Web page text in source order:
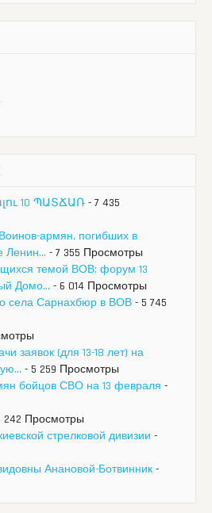
10 ՊԱՏՃԱՌ - 7 435
армян, погибших в
Ленин... - 7 355 Просмотры
темой ВОВ: форум 13
Домо... - 6 014 Просмотры
села Сарнахбюр в ВОВ - 5 745
заявок (для 13-18 лет) на
- 5 259 Просмотры
бойцов СВО на 13 февраля -
242 Просмотры
стрелковой дивизии -
Анановой-Ботвинник -